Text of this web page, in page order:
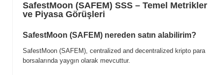
SafestMoon (SAFEM) SSS – Temel Metrikler
ve Piyasa Görüşleri
SafestMoon (SAFEM) nereden satın alabilirim?
SafestMoon (SAFEM), centralized and decentralized kripto para
borsalarında yaygın olarak mevcuttur.